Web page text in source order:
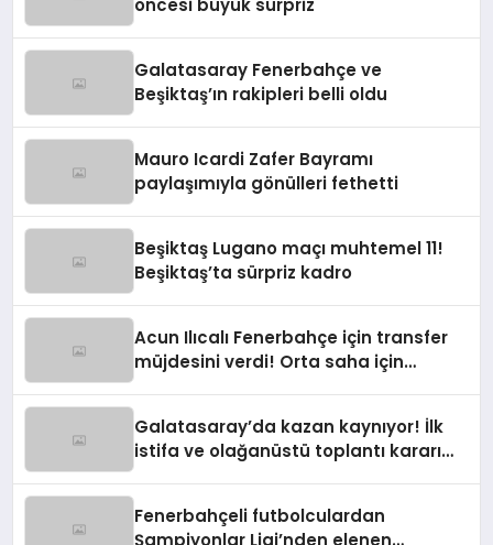
öncesi büyük sürpriz
Galatasaray Fenerbahçe ve
Beşiktaş’ın rakipleri belli oldu
Mauro Icardi Zafer Bayramı
paylaşımıyla gönülleri fethetti
Beşiktaş Lugano maçı muhtemel 11!
Beşiktaş’ta sürpriz kadro
Acun Ilıcalı Fenerbahçe için transfer
müjdesini verdi! Orta saha için
Galatasaray’da kazan kaynıyor! İlk
istifa ve olağanüstü toplantı kararı
Fenerbahçeli futbolculardan